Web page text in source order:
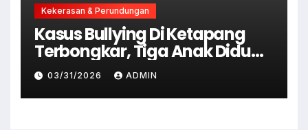
Kekerasan & Perundungan
Kasus Bullying Di Ketapang
Terbongkar, Tiga Anak Diduga
Terlibat Kini Jadi Tersangka
03/31/2026 ADMIN